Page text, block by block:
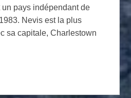
pays indépendant de
Nevis est la plus
sa capitale, Charlestown